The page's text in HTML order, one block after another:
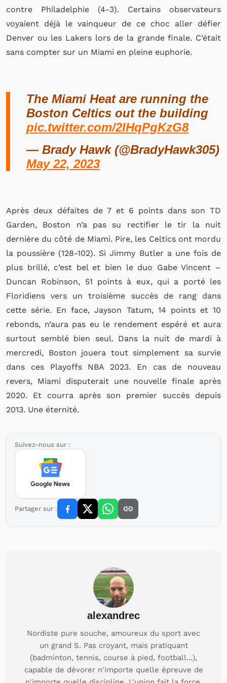
contre Philadelphie (4-3). Certains observateurs
voyaient déjà le vainqueur de ce choc aller défier
Denver ou les Lakers lors de la grande finale. C’était
sans compter sur un Miami en pleine euphorie.
The Miami Heat are running the
Boston Celtics out the building
pic.twitter.com/2IHqPgKzG8
— Brady Hawk (@BradyHawk305)
May 22, 2023
Après deux défaites de 7 et 6 points dans son TD
Garden, Boston n’a pas su rectifier le tir la nuit
dernière du côté de Miami. Pire, les Celtics ont mordu
la poussière (128-102). Si Jimmy Butler a une fois de
plus brillé, c’est bel et bien le duo Gabe Vincent –
Duncan Robinson, 51 points à eux, qui a porté les
Floridiens vers un troisième succès de rang dans
cette série. En face, Jayson Tatum, 14 points et 10
rebonds, n’aura pas eu le rendement espéré et aura
surtout semblé bien seul. Dans la nuit de mardi à
mercredi, Boston jouera tout simplement sa survie
dans ces Playoffs NBA 2023. En cas de nouveau
revers, Miami disputerait une nouvelle finale après
2020. Et courra après son premier succès depuis
2013. Une éternité.
Suivez-nous sur :
Partager sur :
alexandrec
Nordiste pure souche, amoureux du sport avec
un grand S. Pas croyant, mais pratiquant
(badminton, tennis, course à pied, football...),
capable de dévorer n'importe quelle épreuve de